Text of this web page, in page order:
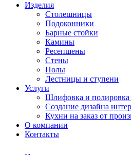
Изделия
Столешницы
Подоконники
Барные стойки
Камины
Ресепшены
Стены
Полы
Лестницы и ступени
Услуги
Шлифовка и полировка
Создание дизайна
Кухни на заказ от
О компании
Контакты